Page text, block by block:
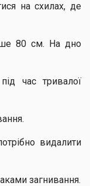
на схилах, де
80 см. На дно
час тривалої
видалити
загнивання.